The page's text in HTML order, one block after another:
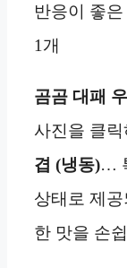
반응이 좋은
1개
곰곰 대패
사진을 클
겹 (냉동)…
상태로 제
한 맛을 손